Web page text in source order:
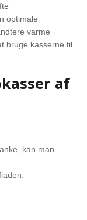
optimale
varme
bruge kasserne til
af
kan man